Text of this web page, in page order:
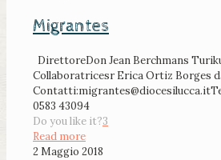
Migrantes
DirettoreDon Jean Berchmans
Collaboratricesr Erica Ortiz Borges
0583 43094
Do you like it?3
Read more
2 Maggio 2018